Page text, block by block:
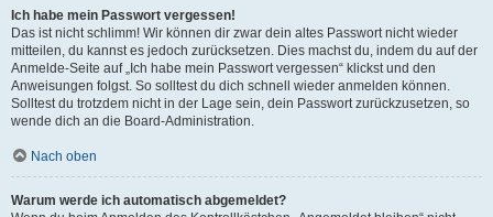
Ich habe mein Passwort vergessen!
Das ist nicht schlimm! Wir können dir zwar dein altes Passwort nicht wieder
mitteilen, du kannst es jedoch zurücksetzen. Dies machst du, indem du auf der
Anmelde-Seite auf „Ich habe mein Passwort vergessen“ klickst und den
Anweisungen folgst. So solltest du dich schnell wieder anmelden können.
Solltest du trotzdem nicht in der Lage sein, dein Passwort zurückzusetzen, so
wende dich an die Board-Administration.
Nach oben
Warum werde ich automatisch abgemeldet?